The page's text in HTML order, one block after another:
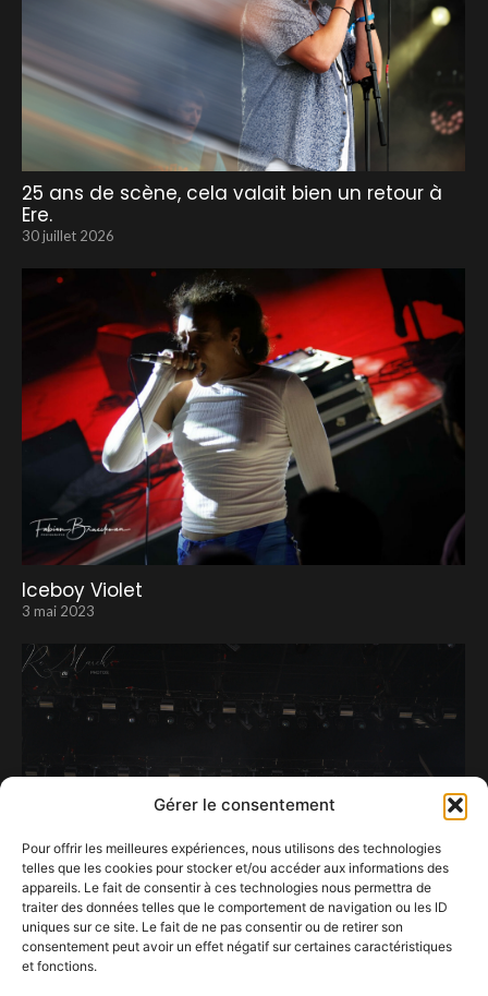
Gérer le consentement
Pour offrir les meilleures expériences, nous utilisons des technologies
telles que les cookies pour stocker et/ou accéder aux informations des
appareils. Le fait de consentir à ces technologies nous permettra de
traiter des données telles que le comportement de navigation ou les ID
uniques sur ce site. Le fait de ne pas consentir ou de retirer son
consentement peut avoir un effet négatif sur certaines caractéristiques
et fonctions.
25 ans de scène, cela valait bien un retour à
Ere.
30 juillet 2026
Iceboy Violet
3 mai 2023
Joseph Kamel, quand simplicité rime avec